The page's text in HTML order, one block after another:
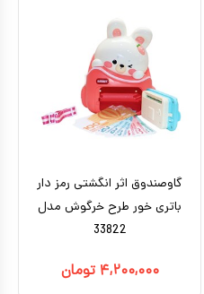
براساس برندها
ماشین کنترلی
ماشین اسباب بازی
اکشن فیگور
عروسک رباتیک
ربات اسباب بازی
سگ های نگهبان
گاوصندوق اثر انگشتی رمز دار
باتری خور طرح خرگوش مدل
33822
۴,۲۰۰,۰۰۰ تومان